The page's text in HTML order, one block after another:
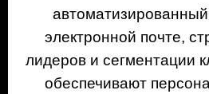
автоматизированный
электронной почте,
лидеров и сегментации
обеспечивают